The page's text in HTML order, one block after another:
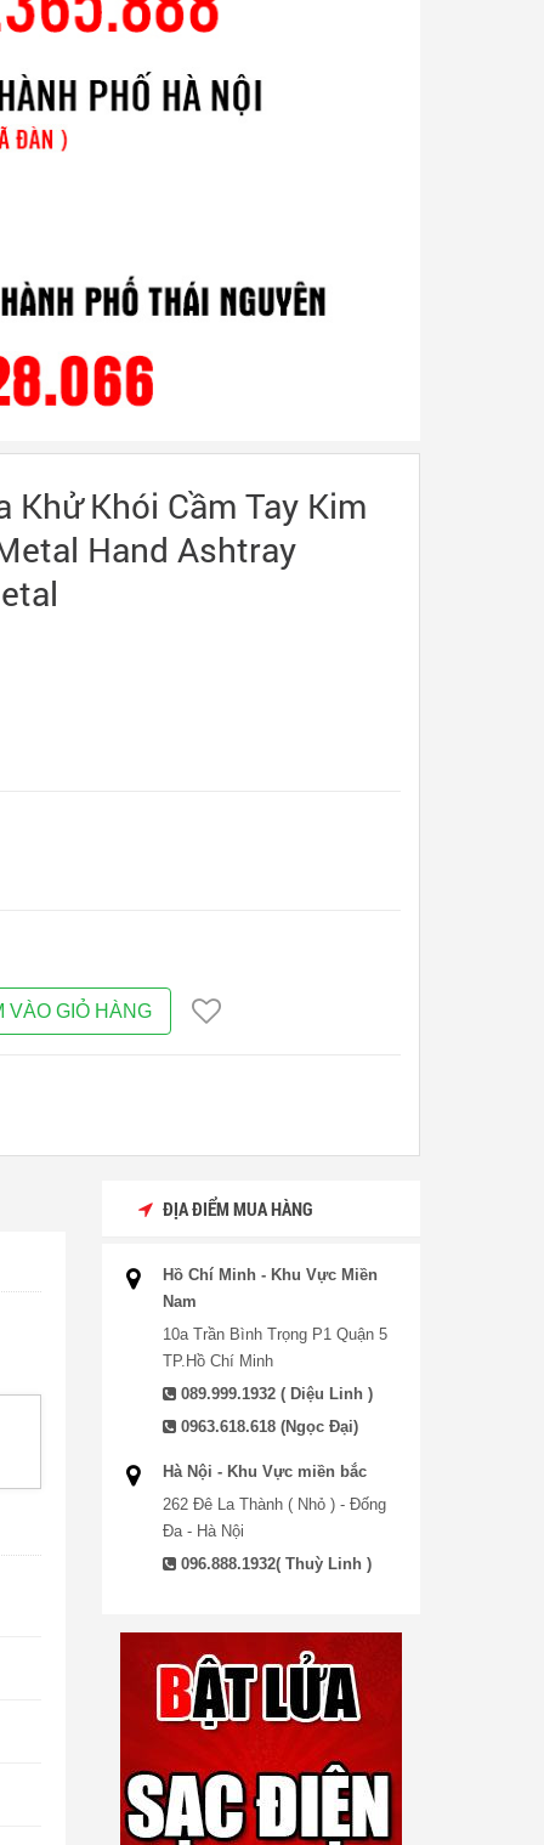
Khử Khói Cầm Tay Kim
Hand Ashtray
VÀO GIỎ HÀNG
ĐỊA ĐIỂM MUA HÀNG
Hồ Chí Minh - Khu Vực Miền
Nam
10a Trần Bình Trọng P1 Quận 5
TP.Hồ Chí Minh
089.999.1932 ( Diệu Linh )
0963.618.618 (Ngọc Đại)
Hà Nội - Khu Vực miền bắc
262 Đê La Thành ( Nhỏ ) - Đống
Đa - Hà Nội
096.888.1932( Thuỳ Linh )